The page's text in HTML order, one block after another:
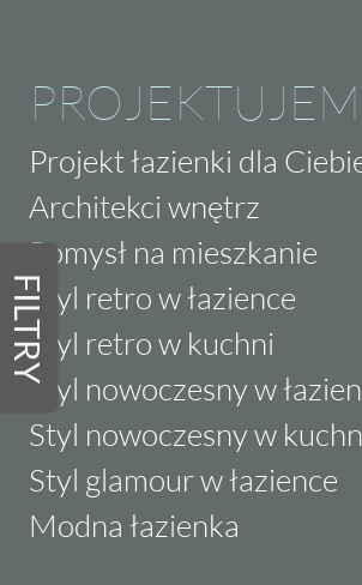
FILTRY
Projekt łazienki dla
Architekci wnętrz
Pomysł na mieszkanie
Styl retro w łazience
Styl retro w kuchni
Styl nowoczesny w
Styl nowoczesny w
Styl glamour w łazience
Modna łazienka